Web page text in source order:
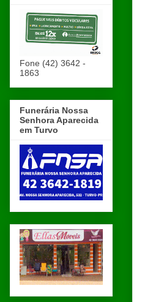
Fone (42) 3642 -
1863
Funerária Nossa
Senhora Aparecida
em Turvo